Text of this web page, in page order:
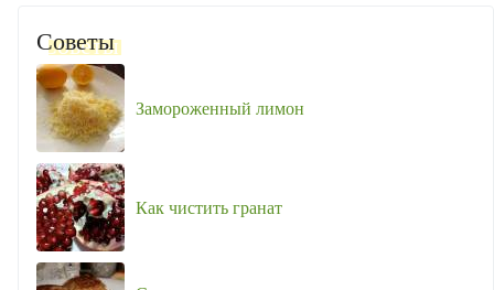
Советы
Замороженный лимон
Как чистить гранат